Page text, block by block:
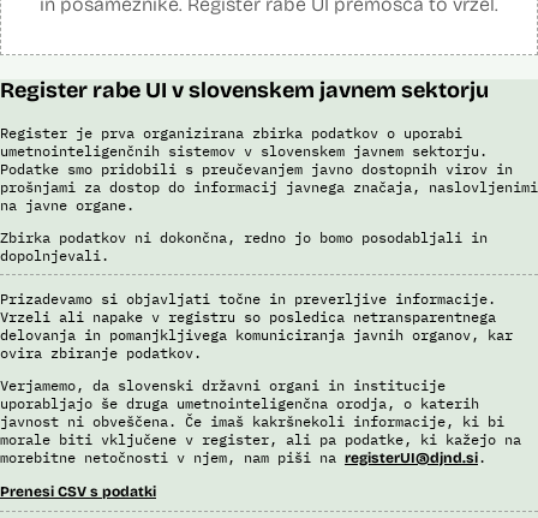
Register rabe UI v slovenskem javnem sektorju
Register je prva organizirana zbirka podatkov o uporabi
umetnointeligenčnih sistemov v slovenskem javnem sektorju.
Podatke smo pridobili s preučevanjem javno dostopnih virov in
prošnjami za dostop do informacij javnega značaja, naslovljenimi
na javne organe.
Zbirka podatkov ni dokončna, redno jo bomo posodabljali in
dopolnjevali.
Prizadevamo si objavljati točne in preverljive informacije.
Vrzeli ali napake v registru so posledica netransparentnega
delovanja in pomanjkljivega komuniciranja javnih organov, kar
ovira zbiranje podatkov.
Verjamemo, da slovenski državni organi in institucije
uporabljajo še druga umetnointeligenčna orodja, o katerih
javnost ni obveščena. Če imaš kakršnekoli informacije, ki bi
morale biti vključene v register, ali pa podatke, ki kažejo na
morebitne netočnosti v njem, nam piši na registerUI@djnd.si.
Prenesi CSV s podatki